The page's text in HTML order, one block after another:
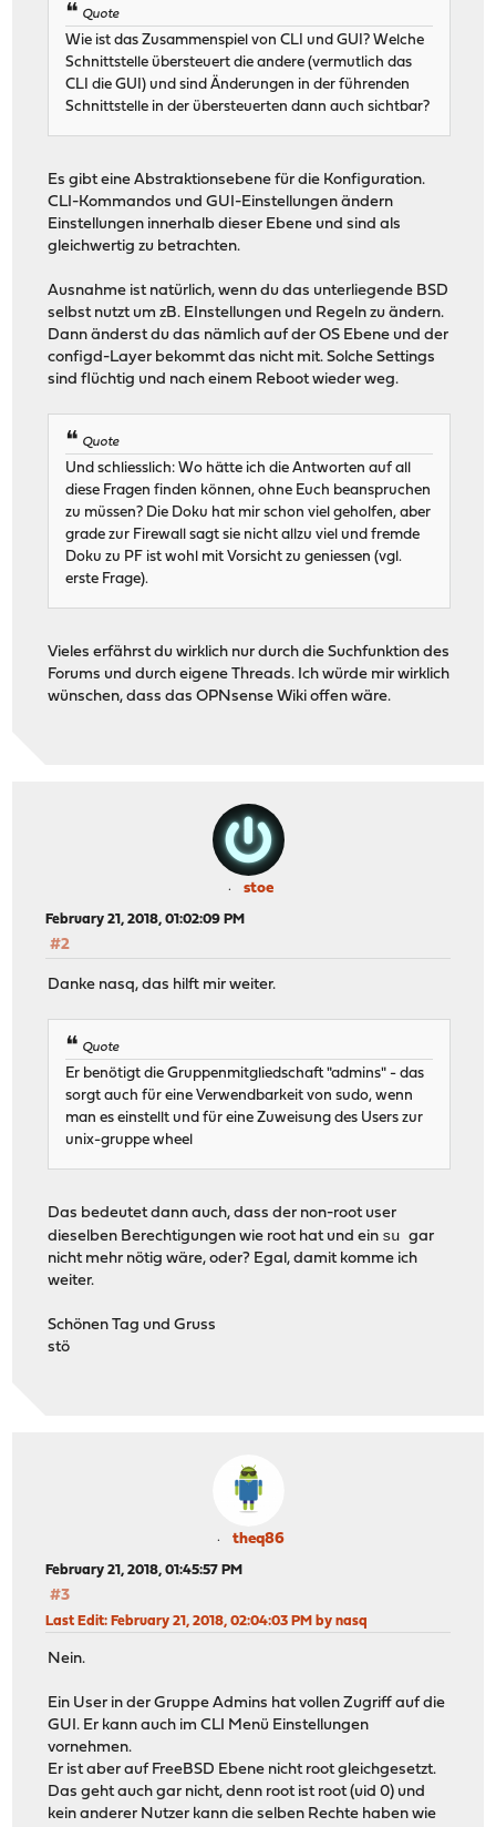
Quote
Wie ist das Zusammenspiel von CLI und GUI? Welche
Schnittstelle übersteuert die andere (vermutlich das
CLI die GUI) und sind Änderungen in der führenden
Schnittstelle in der übersteuerten dann auch sichtbar?
Es gibt eine Abstraktionsebene für die Konfiguration.
CLI-Kommandos und GUI-Einstellungen ändern
Einstellungen innerhalb dieser Ebene und sind als
gleichwertig zu betrachten.
Ausnahme ist natürlich, wenn du das unterliegende BSD
selbst nutzt um zB. EInstellungen und Regeln zu ändern.
Dann änderst du das nämlich auf der OS Ebene und der
configd-Layer bekommt das nicht mit. Solche Settings
sind flüchtig und nach einem Reboot wieder weg.
Quote
Und schliesslich: Wo hätte ich die Antworten auf all
diese Fragen finden können, ohne Euch beanspruchen
zu müssen? Die Doku hat mir schon viel geholfen, aber
grade zur Firewall sagt sie nicht allzu viel und fremde
Doku zu PF ist wohl mit Vorsicht zu geniessen (vgl.
erste Frage).
Vieles erfährst du wirklich nur durch die Suchfunktion des
Forums und durch eigene Threads. Ich würde mir wirklich
wünschen, dass das OPNsense Wiki offen wäre.
stoe
February 21, 2018, 01:02:09 PM
#2
Danke nasq, das hilft mir weiter.
Quote
Er benötigt die Gruppenmitgliedschaft "admins" - das
sorgt auch für eine Verwendbarkeit von sudo, wenn
man es einstellt und für eine Zuweisung des Users zur
unix-gruppe wheel
Das bedeutet dann auch, dass der non-root user
dieselben Berechtigungen wie root hat und ein sugar
nicht mehr nötig wäre, oder? Egal, damit komme ich
weiter.
Schönen Tag und Gruss
stö
theq86
February 21, 2018, 01:45:57 PM
#3
Last Edit: February 21, 2018, 02:04:03 PM by nasq
Nein.
Ein User in der Gruppe Admins hat vollen Zugriff auf die
GUI. Er kann auch im CLI Menü Einstellungen
vornehmen.
Er ist aber auf FreeBSD Ebene nicht root gleichgesetzt.
Das geht auch gar nicht, denn root ist root (uid 0) und
kein anderer Nutzer kann die selben Rechte haben wie